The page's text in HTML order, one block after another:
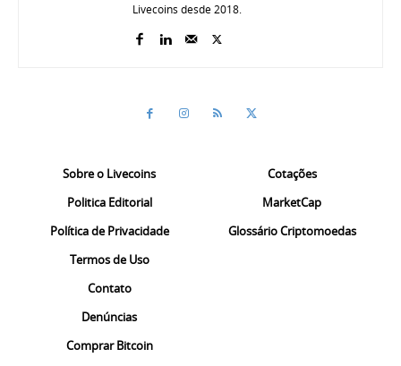
Livecoins desde 2018.
Sobre o Livecoins
Politica Editorial
Política de Privacidade
Termos de Uso
Contato
Denúncias
Comprar Bitcoin
Cotações
MarketCap
Glossário Criptomoedas